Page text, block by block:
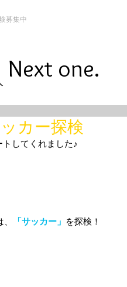
募集中
Next one.
カー探検
トしてくれました♪
「サッカー」 を探検！